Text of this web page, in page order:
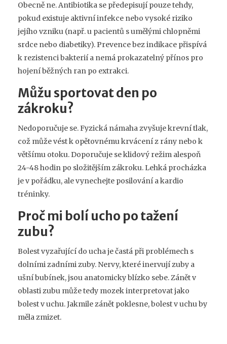
Obecně ne. Antibiotika se předepisují pouze tehdy,
pokud existuje aktivní infekce nebo vysoké riziko
jejího vzniku (např. u pacientů s umělými chlopněmi
srdce nebo diabetiky). Prevence bez indikace přispívá
k rezistenci bakterií a nemá prokazatelný přínos pro
hojení běžných ran po extrakci.
Můžu sportovat den po
zákroku?
Nedoporučuje se. Fyzická námaha zvyšuje krevní tlak,
což může vést k opětovnému krvácení z rány nebo k
většímu otoku. Doporučuje se klidový režim alespoň
24-48 hodin po složitějším zákroku. Lehká procházka
je v pořádku, ale vynechejte posilování a kardio
tréninky.
Proč mi bolí ucho po tažení
zubu?
Bolest vyzařující do ucha je častá při problémech s
dolními zadními zuby. Nervy, které inervují zuby a
ušní bubínek, jsou anatomicky blízko sebe. Zánět v
oblasti zubu může tedy mozek interpretovat jako
bolest v uchu. Jakmile zánět poklesne, bolest v uchu by
měla zmizet.